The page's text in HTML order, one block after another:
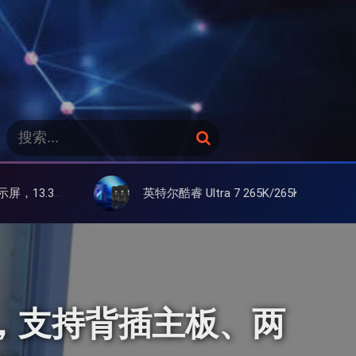
搜
索
：
搜
英特尔酷睿 Ultra 7 265K/265KF 官降100美元促销，快和酷睿 Ultra 5 差不多了
支持背插主板、两